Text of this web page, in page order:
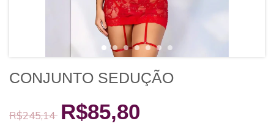
CONJUNTO SEDUÇÃO
R$245,14 R$85,80